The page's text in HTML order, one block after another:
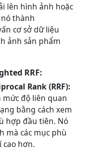
lên hình ảnh hoặc
thành
cơ sở dữ liệu
ảnh sản phẩm
RRF:
Rank (RRF):
mức độ liên quan
bằng cách xem
hợp đầu tiên. Nó
mà các mục phù
hơn.